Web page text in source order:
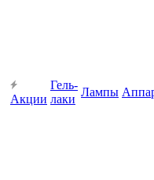
Акции
Гель-
лаки
Лампы